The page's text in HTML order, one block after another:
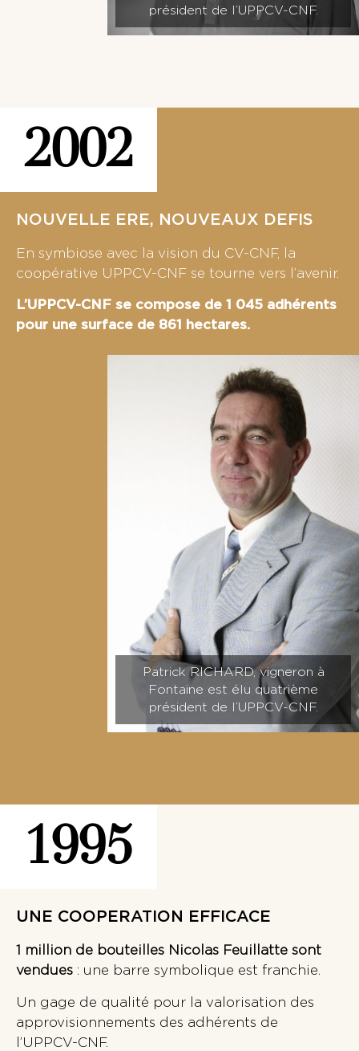
président de l’UPPCV-CNF.
Patrick RICHARD, vigneron à
Fontaine est élu quatrième
président de l’UPPCV-CNF.
2002
NOUVELLE ERE, NOUVEAUX DEFIS
En symbiose avec la vision du CV-CNF, la
coopérative UPPCV-CNF se tourne vers l’avenir.
L’UPPCV-CNF se compose de 1 045 adhérents
pour une surface de 861 hectares.
1995
UNE COOPERATION EFFICACE
1 million de bouteilles Nicolas Feuillatte sont
vendues : une barre symbolique est franchie.
Un gage de qualité pour la valorisation des
approvisionnements des adhérents de
l’UPPCV-CNF.